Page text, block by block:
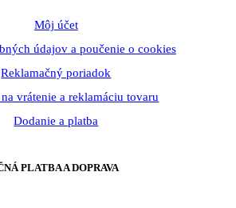
Môj účet
údajov a poučenie o cookies
Reklamačný poriadok
vrátenie a reklamáciu tovaru
Dodanie a platba
PLATBA A DOPRAVA